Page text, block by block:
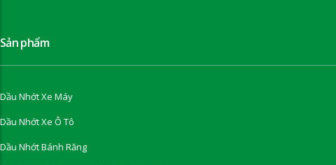
Sản phẩm
Dầu Nhớt Xe Máy
Dầu Nhớt Xe Ô Tô
Dầu Nhớt Bánh Răng